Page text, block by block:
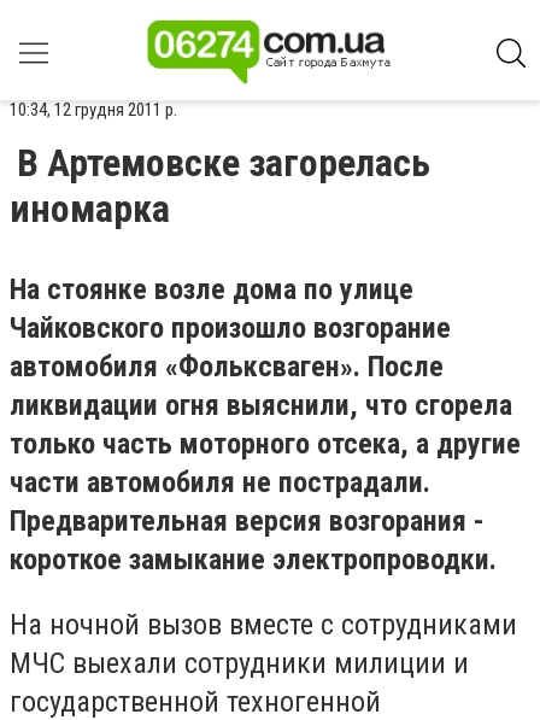
10:34, 12 грудня 2011 р.
В Артемовске загорелась
иномарка
На стоянке возле дома по улице
Чайковского произошло возгорание
автомобиля «Фольксваген». После
ликвидации огня выяснили, что сгорела
только часть моторного отсека, а другие
части автомобиля не пострадали.
Предварительная версия возгорания -
короткое замыкание электропроводки.
На ночной вызов вместе с сотрудниками
МЧС выехали сотрудники милиции и
государственной техногенной